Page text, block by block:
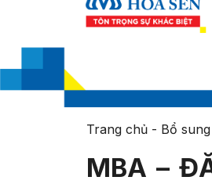
Trang chủ- Bổ
MBA –